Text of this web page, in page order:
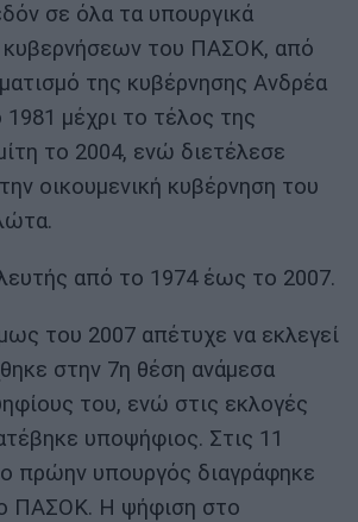
σε όλα τα υπουργικά
κυβερνήσεων του ΠΑΣΟΚ, από
της κυβέρνησης Ανδρέα
μέχρι το τέλος της
το 2004, ενώ διετέλεσε
οικουμενική κυβέρνηση του
από το 1974 έως το 2007.
του 2007 απέτυχε να εκλεγεί
στην 7η θέση ανάμεσα
του, ενώ στις εκλογές
υποψήφιος. Στις 11
πρώην υπουργός διαγράφηκε
ΠΑΣΟΚ. Η ψήφιση στο